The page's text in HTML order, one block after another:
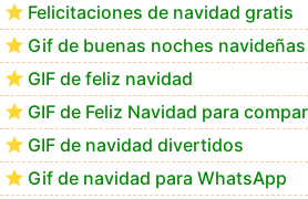
Te deseo una Feliz Navidad
Felicitaciones de navidad gratis
Gif de buenas noches navideñas
GIF de feliz navidad
GIF de Feliz Navidad para
GIF de navidad divertidos
Gif de navidad para WhatsApp